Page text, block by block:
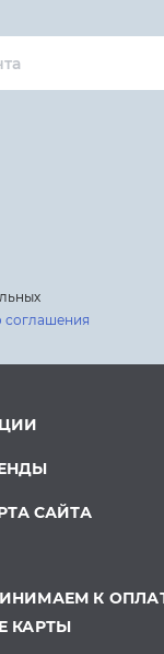
соглашения
САЙТА
К
КАРТЫ